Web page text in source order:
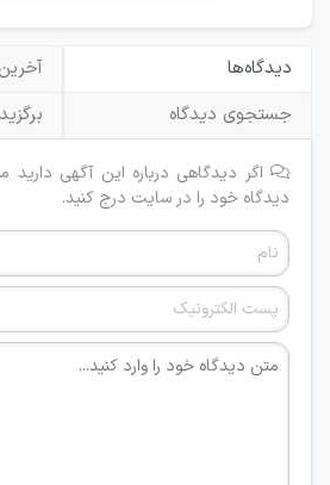
دیدگاه‌ها
جستجوی دیدگاه
اگر دیدگاهی درباره این آگهی دارید
دیدگاه خود را در سایت درج کنید.